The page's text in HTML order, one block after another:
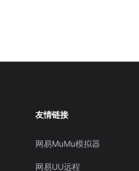
友情链接
网易MuMu模拟器
网易UU远程